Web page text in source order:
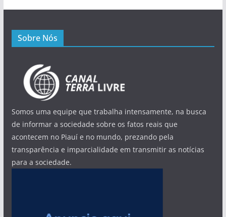
Sobre Nós
Somos uma equipe que trabalha intensamente, na busca
de informar a sociedade sobre os fatos reais que
acontecem no Piauí e no mundo, prezando pela
transparência e imparcialidade em transmitir as notícias
para a sociedade.